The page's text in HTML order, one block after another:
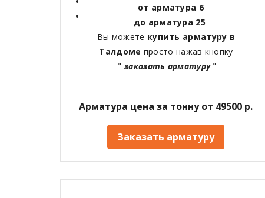
от арматура 6
до арматура 25
Вы можете купить арматуру в
Талдоме просто нажав кнопку
"заказать арматуру"
Арматура цена за тонну от 49500 р.
Заказать арматуру